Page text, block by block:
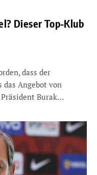
Dieser Top-Klub
dass der
das Angebot von
Burak…